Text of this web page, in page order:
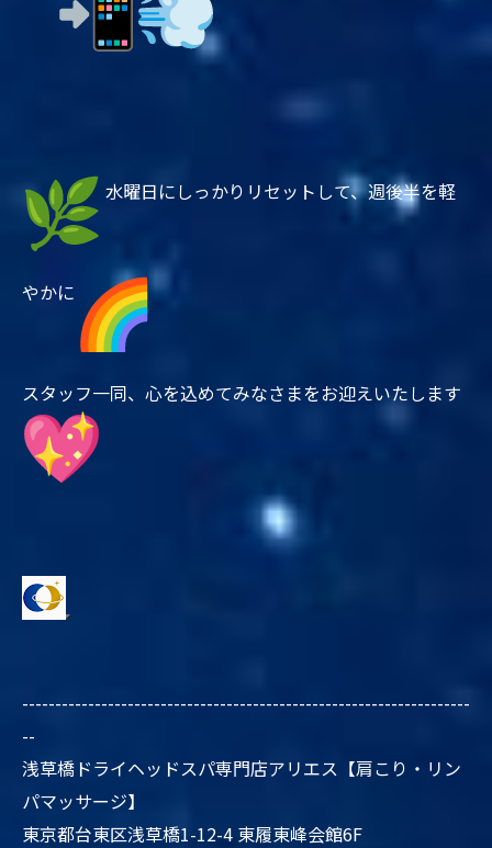
水曜日にしっかりリセットして、週後半を軽
やかに
スタッフ一同、心を込めてみなさまをお迎えいたします
--------------------------------------------------------------------
--
浅草橋ドライヘッドスパ専門店アリエス【肩こり・リン
パマッサージ】
東京都台東区浅草橋1-12-4 東履東峰会館6F